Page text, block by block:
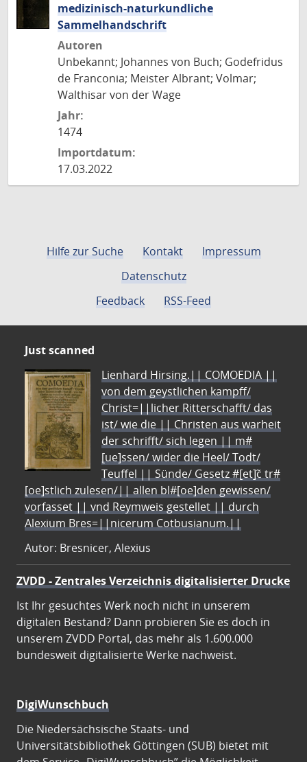
medizinisch-naturkundliche
Sammelhandschrift
Autoren
Unbekannt; Johannes von Buch; Godefridus
de Franconia; Meister Albrant; Volmar;
Walthisar von der Wage
Jahr:
1474
Importdatum:
17.03.2022
Hilfe zur Suche Kontakt
Impressum
Datenschutz
Feedback
RSS-Feed
Just scanned
Lienhard Hirsing.|| COMOEDIA ||
von dem geystlichen kampff/
Christ=||licher Ritterschafft/ das
ist/ wie die || Christen aus warheit
der schrifft/ sich legen || m#
[ue]ssen/ wider die Heel/ Todt/
Teuffel || Sünde/ Gesetz #[et]c̃ tr#
[oe]stlich zulesen/|| allen bl#[oe]den gewissen/
vorfasset || vnd Reymweis gestellet || durch
Alexium Bres=||nicerum Cotbusianum.||
Autor: Bresnicer, Alexius
ZVDD - Zentrales Verzeichnis digitalisierter Drucke
Ist Ihr gesuchtes Werk noch nicht in unserem
digitalen Bestand? Dann probieren Sie es doch in
unserem ZVDD Portal, das mehr als 1.600.000
bundesweit digitalisierte Werke nachweist.
DigiWunschbuch
Die Niedersächsische Staats- und
Universitätsbibliothek Göttingen (SUB) bietet mit